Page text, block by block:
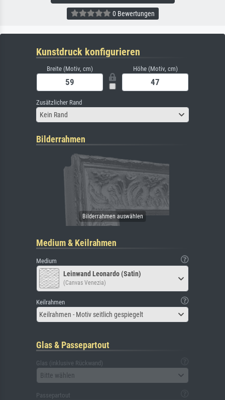
0 Bewertungen
Kunstdruck konfigurieren
Breite (Motiv, cm) Höhe (Motiv, cm)
Zusätzlicher Rand
Kein Rand
Bilderrahmen
Medium & Keilrahmen
Medium
Leinwand Leonardo (Satin)
(Canvas Venezia)
Keilrahmen
Keilrahmen - Motiv seitlich gespiegelt
Glas & Passepartout
Glas (inklusive Rückwand)
Bitte wählen
Passepartout